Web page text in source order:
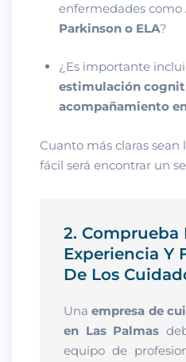
enfermedades como
Parkinson o ELA?
¿Es importante
estimulación
acompañamiento
Cuanto más claras sean
fácil será encontrar un
2. Comprueba
Experiencia Y
De Los
Unaempresa de
en Las Palmas
equipo de